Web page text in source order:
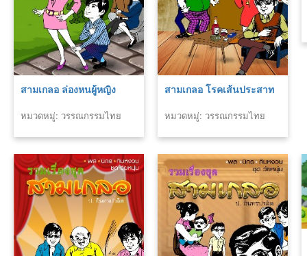
สามเกลอ ล่องหนผู้หญิง
หมวดหมู่: วรรณกรรมไทย
สามเกลอ โรคเส้นประสาท
หมวดหมู่: วรรณกรรมไทย